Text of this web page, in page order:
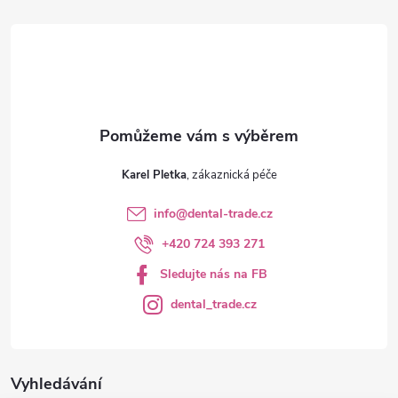
Vyhledávání
Karel Pletka
info@dental-trade.cz
+420 724 393 271
Sledujte nás na FB
dental_trade.cz